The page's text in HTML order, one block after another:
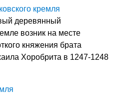
кремля
деревянный
возник на месте
княжения брата
Хоробрита в 1247-1248